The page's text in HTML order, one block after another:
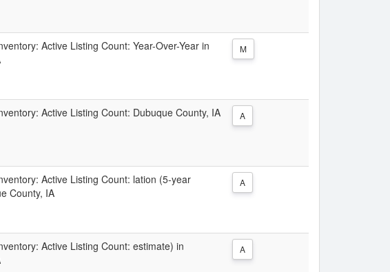
Active Listing Count: Year-Over-Year in
M
Active Listing Count: Dubuque County, IA A
Active Listing Count: lation (5-year
County, IA
A
Active Listing Count: estimate) in
A